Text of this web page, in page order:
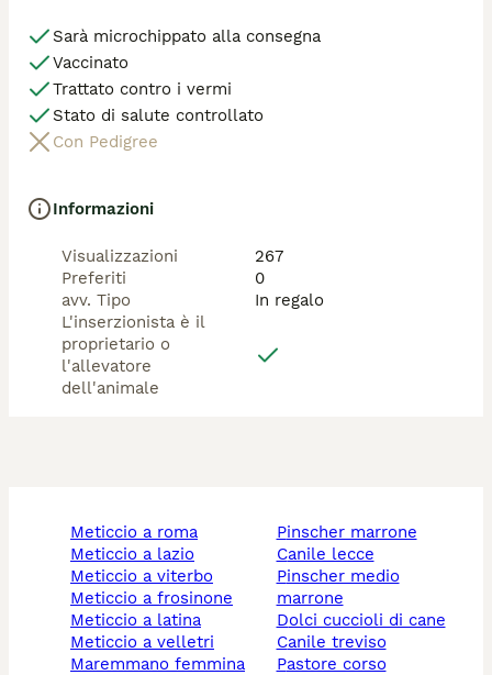
Sarà microchippato alla consegna
Vaccinato
Trattato contro i vermi
Stato di salute controllato
Con Pedigree
Informazioni
Visualizzazioni
267
Preferiti
0
avv. Tipo
In regalo
L'inserzionista è il
proprietario o
l'allevatore
dell'animale
meticcio a roma
meticcio a lazio
meticcio a viterbo
meticcio a frosinone
meticcio a latina
meticcio a velletri
maremmano femmina
pinscher marrone
canile lecce
pinscher medio
marrone
dolci cuccioli di cane
canile treviso
pastore corso